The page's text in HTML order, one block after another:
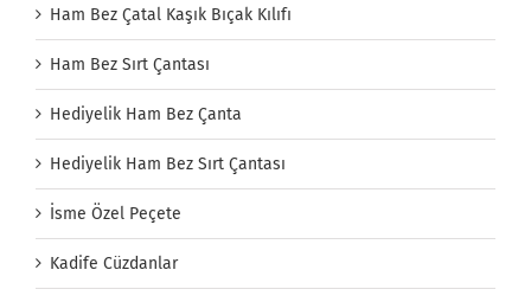
Ham Bez Çatal Kaşık Bıçak Kılıfı
Ham Bez Sırt Çantası
Hediyelik Ham Bez Çanta
Hediyelik Ham Bez Sırt Çantası
İsme Özel Peçete
Kadife Cüzdanlar